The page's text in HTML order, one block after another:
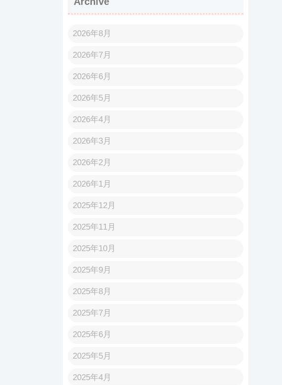
2026年8月
2026年7月
2026年6月
2026年5月
2026年4月
2026年3月
2026年2月
2026年1月
2025年12月
2025年11月
2025年10月
2025年9月
2025年8月
2025年7月
2025年6月
2025年5月
2025年4月